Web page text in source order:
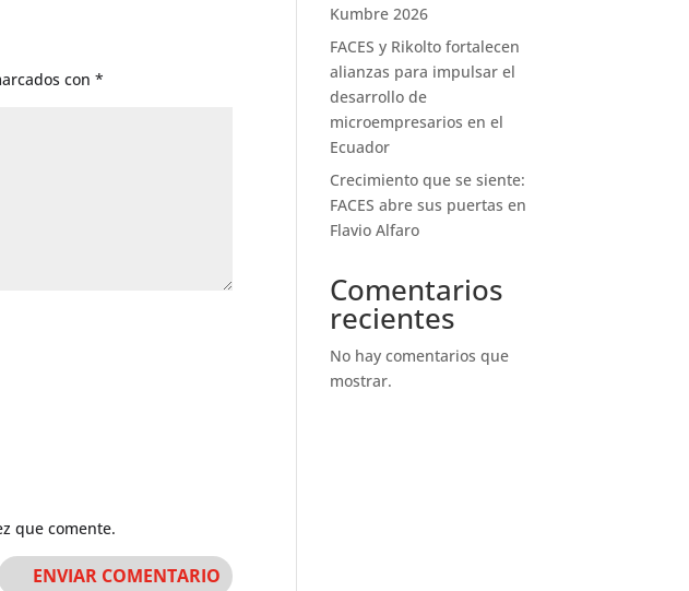
con*
que comente.
Kumbre 2026
FACES y Rikolto fortalecen
alianzas para impulsar el
desarrollo de
microempresarios en el
Ecuador
Crecimiento que se siente:
FACES abre sus puertas en
Flavio Alfaro
Comentarios
recientes
No hay comentarios que
mostrar.